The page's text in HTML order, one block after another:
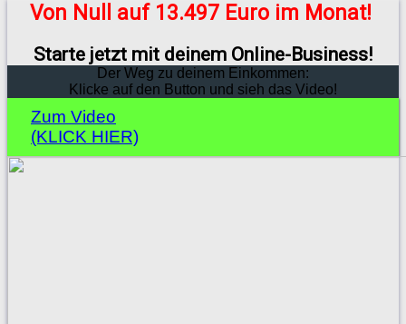
Von Null auf 13.497 Euro im Monat!
Starte jetzt mit deinem Online-Business!
Der Weg zu deinem Einkommen:
Klicke auf den Button und sieh das Video!
Zum Video
(KLICK HIER)